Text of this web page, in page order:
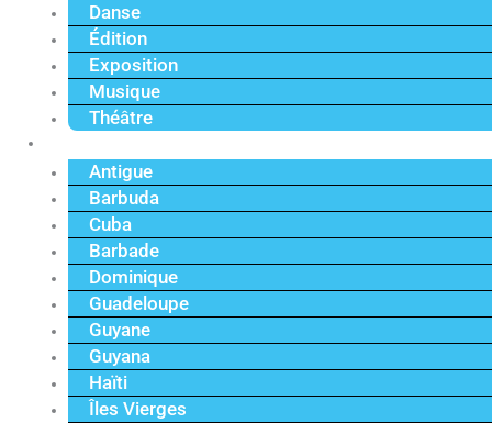
Danse
Édition
Exposition
Musique
Théâtre
Antigue
Barbuda
Cuba
Barbade
Dominique
Guadeloupe
Guyane
Guyana
Haïti
Îles Vierges